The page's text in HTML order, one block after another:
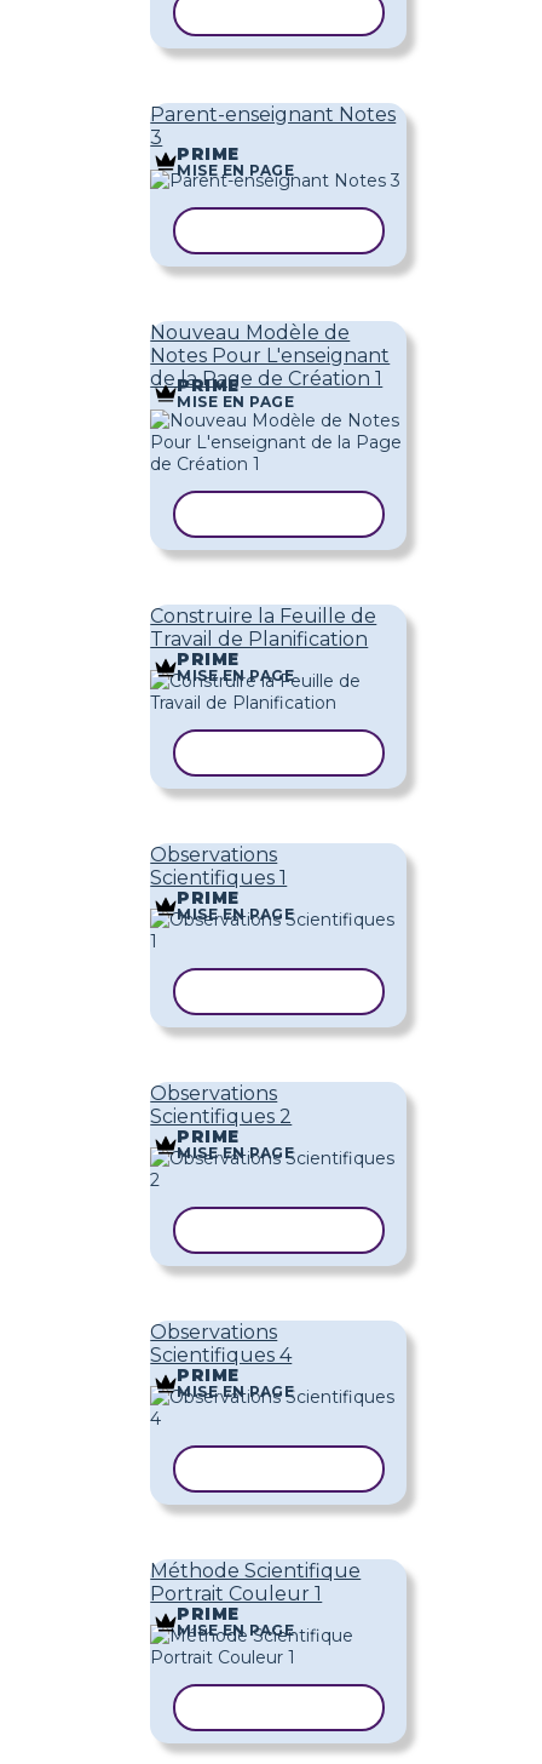
Parent-enseignant Notes
3
PRIME
MISE EN PAGE
Nouveau Modèle de
Notes Pour L'enseignant
de la Page de Création 1
PRIME
MISE EN PAGE
Construire la Feuille de
Travail de Planification
PRIME
MISE EN PAGE
Observations
Scientifiques 1
PRIME
MISE EN PAGE
Observations
Scientifiques 2
PRIME
MISE EN PAGE
Observations
Scientifiques 4
PRIME
MISE EN PAGE
Méthode Scientifique
Portrait Couleur 1
PRIME
MISE EN PAGE